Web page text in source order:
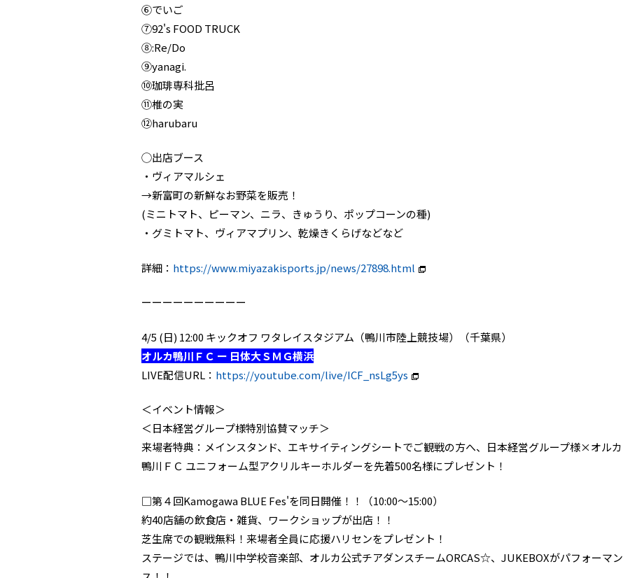
⑥でいご
⑦92's FOOD TRUCK
⑧:Re/Do
⑨yanagi.
⑩珈琲専科批呂
⑪椎の実
⑫harubaru
◯出店ブース
・ヴィアマルシェ
→新富町の新鮮なお野菜を販売！
(ミニトマト、ピーマン、ニラ、きゅうり、ポップコーンの種)
・グミトマト、ヴィアマプリン、乾燥きくらげなどなど
詳細： https://www.miyazakisports.jp/news/27898.html
ーーーーーーーーーー
4/5 (日) 12:00 キックオフ ワタレイスタジアム（鴨川市陸上競技場）（千葉県）
オルカ鴨川ＦＣ ー 日体大ＳＭＧ横浜
LIVE配信URL： https://youtube.com/live/ICF_nsLg5ys
＜イベント情報＞
＜日本経営グループ様特別協賛マッチ＞
来場者特典：メインスタンド、エキサイティングシートでご観戦の方へ、日本経営グループ様×オルカ
鴨川ＦＣ ユニフォーム型アクリルキーホルダーを先着500名様にプレゼント！
□第４回Kamogawa BLUE Fes'を同日開催！！（10:00～15:00）
約40店舗の飲食店・雑貨、ワークショップが出店！！
芝生席での観戦無料！来場者全員に応援ハリセンをプレゼント！
ステージでは、鴨川中学校音楽部、オルカ公式チアダンスチームORCAS☆、JUKEBOXがパフォーマン